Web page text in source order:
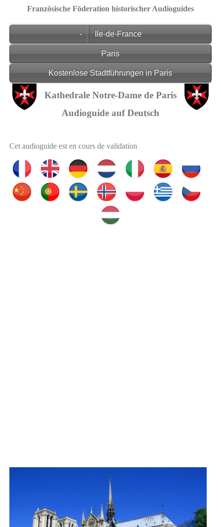
Französische Föderation historischer Audioguides
- Ile-de-France
Paris
Kostenlose Stadtführungen in Paris
Kathedrale Notre-Dame de Paris
Audioguide auf Deutsch
Cet audioguide est en cours de validation